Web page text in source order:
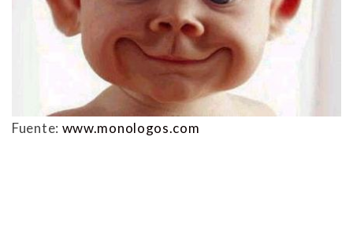
Fuente: www.monologos.com